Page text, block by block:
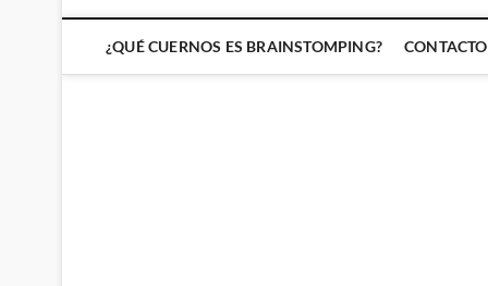
¿QUÉ CUERNOS ES BRAINSTOMPING? CONTACTO